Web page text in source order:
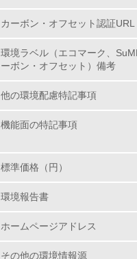
18. <L2> 化学物
<L1> 廃棄
20. <L2> 発生
購入、原材
カーボン・オフセット認証URL
環境ラベル（エコマーク、
ーボン・オフセット）備考
他の環境配慮特記事項
機能面の特記事項
標準価格（円）
環境報告書
ホームページアドレス
その他の環境情報源